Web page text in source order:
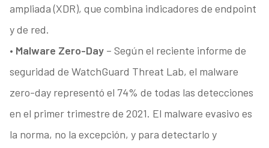
ampliada (XDR), que combina indicadores de endpoint
y de red.
• Malware Zero-Day– Según el reciente informe de
seguridad de WatchGuard Threat Lab, el malware
zero-day representó el 74% de todas las detecciones
en el primer trimestre de 2021. El malware evasivo es
la norma, no la excepción, y para detectarlo y